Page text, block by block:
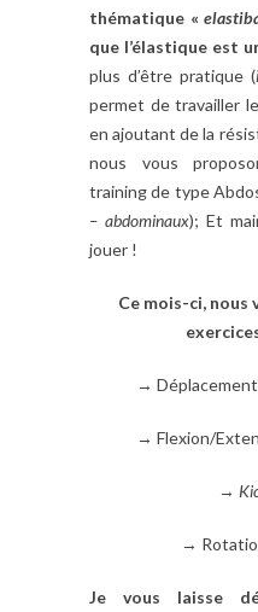
thématique «
que l’élastique est
plus d’être pratique (
permet de travailler
en ajoutant de la
nous vous
training de type
– abdominaux); Et
jouer !
Ce mois-ci, nous
→
→ Flexion/
→
→
Je vous laisse